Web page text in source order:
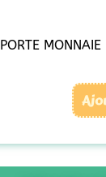
PORTE